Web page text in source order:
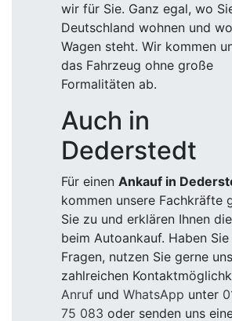
wir für Sie. Ganz egal, wo
Deutschland wohnen und
Wagen steht. Wir kommen
das Fahrzeug ohne große
Formalitäten ab.
Auch in
Dederstedt
Für einen Ankauf in
kommen unsere Fachkräfte
Sie zu und erklären Ihnen
beim Autoankauf. Haben
Fragen, nutzen Sie gerne
zahlreichen
Anruf und WhatsApp unter
75 083 oder senden uns